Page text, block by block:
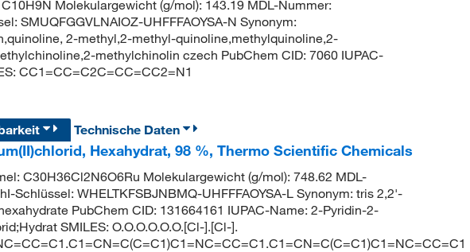
Molekulargewicht (g/mol): 143.19 MDL-Nummer:
SMUQFGGVLNAIOZ-UHFFFAOYSA-N Synonym:
2-methyl,2-methyl-quinoline,methylquinoline,2-
methylchinolin czech PubChem CID: 7060 IUPAC-
CC1=CC=C2C=CC=CC2=N1
Technische Daten
Hexahydrat, 98 %, Thermo Scientific Chemicals
C30H36Cl2N6O6Ru Molekulargewicht (g/mol): 748.62 MDL-
Schlüssel: WHELTKFSBJNBMQ-UHFFFAOYSA-L Synonym: tris 2,2'-
PubChem CID: 131664161 IUPAC-Name: 2-Pyridin-2-
SMILES: O.O.O.O.O.O.[Cl-].[Cl-].